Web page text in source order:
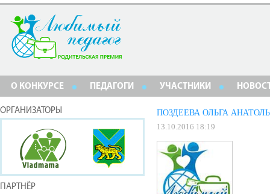
О КОНКУРСЕ ПЕДАГОГИ УЧАСТНИКИ
ОРГАНИЗАТОРЫ
ПАРТНЁР
ПОЗДЕЕВА ОЛЬГА
13.10.2016 18:19